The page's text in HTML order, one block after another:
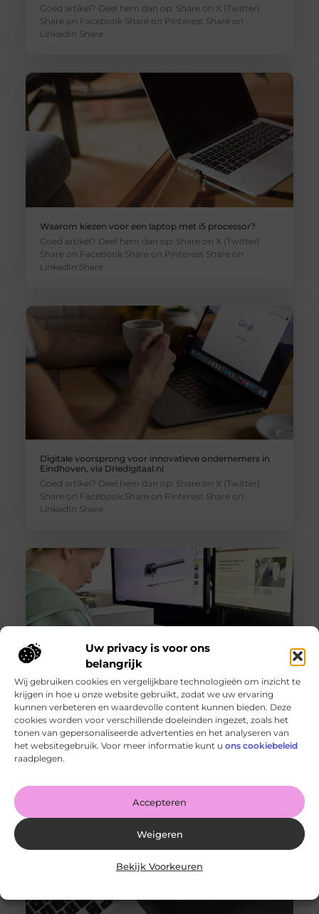
Uw privacy is voor ons
belangrijk
Wij gebruiken cookies en vergelijkbare technologieën om inzicht te
krijgen in hoe u onze website gebruikt, zodat we uw ervaring
kunnen verbeteren en waardevolle content kunnen bieden. Deze
cookies worden voor verschillende doeleinden ingezet, zoals het
tonen van gepersonaliseerde advertenties en het analyseren van
het websitegebruik. Voor meer informatie kunt u ons cookiebeleid
raadplegen.
Accepteren
Weigeren
Bekijk Voorkeuren
Goed artikel? Deel hem dan op: Share on X (Twitter)
Share on Facebook Share on Pinterest Share on
LinkedIn Share
Waarom kiezen voor een laptop met i5 processor?
Goed artikel? Deel hem dan op: Share on X (Twitter)
Share on Facebook Share on Pinterest Share on
LinkedIn Share
Digitale voorsprong voor innovatieve ondernemers in
Eindhoven, via Driedigitaal.nl
Goed artikel? Deel hem dan op: Share on X (Twitter)
Share on Facebook Share on Pinterest Share on
LinkedIn Share
Binnenkijken bij Teklab: Een Product Design Studio in
Actie
Goed artikel? Deel hem dan op: Share on X (Twitter)
Share on Facebook Share on Pinterest Share on
LinkedIn Share